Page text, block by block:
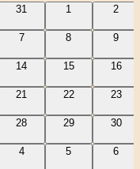
0
31
01
0
2
0
7
0
8
0
9
014
015
016
0
21
0
22
0
23
0
28
0
29
0
30
0
4
0
5
0
6